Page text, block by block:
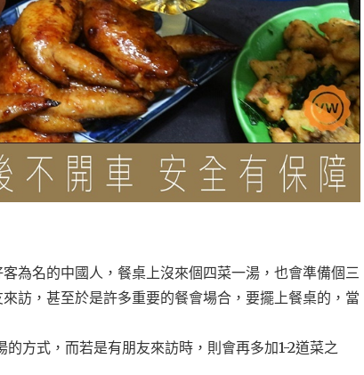
為名的中國人，餐桌上沒來個四菜一湯，也會準備個三
訪，甚至於是許多重要的餐會場合，要擺上餐桌的，當
方式，而若是有朋友來訪時，則會再多加1-2道菜之